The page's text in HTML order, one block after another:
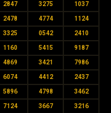
2847 3275 1037
2478 4774 1124
3325 0542 2410
1160 5415 9187
4869 3421 7986
6074 4412 2437
5896 4798 3462
7124 3667 3216